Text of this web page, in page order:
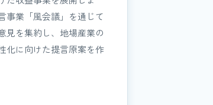
事業「風会議」を通じて
見を集約し、地場産業の
化に向けた提言原案を作